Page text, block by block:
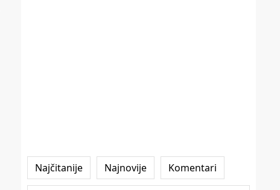
Najčitanije Najnovije Komentari